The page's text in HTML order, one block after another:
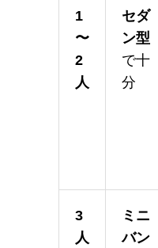
1
〜
2
人
セダ
ン型
で十
分
3
人
ミニ
バン